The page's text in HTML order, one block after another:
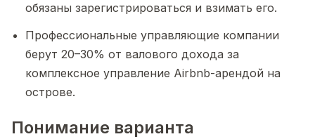
обязаны зарегистрироваться и взимать его.
Профессиональные управляющие компании
берут 20–30% от валового дохода за
комплексное управление Airbnb-арендой на
острове.
Понимание варианта